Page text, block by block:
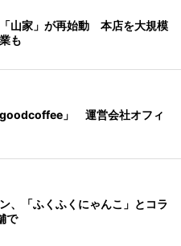
山家」が再始動 本店を大規模
も
goodcoffee」 運営会社オフィ
、「ふくふくにゃんこ」とコラ
で